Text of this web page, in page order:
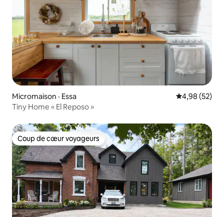
Micromaison · Essa Note
4,98 (52)
Tiny Home « El Reposo »
Coup de cœur voyageurs
Coup de cœur voyageurs